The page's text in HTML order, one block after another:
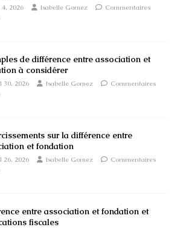
2026 Isabelle Gomez
Commentaires
de différence entre association et
à considérer
30, 2026 Isabelle Gomez
Commentaires
sur la différence entre
et fondation
26, 2026 Isabelle Gomez
Commentaires
entre association et fondation et
fiscales